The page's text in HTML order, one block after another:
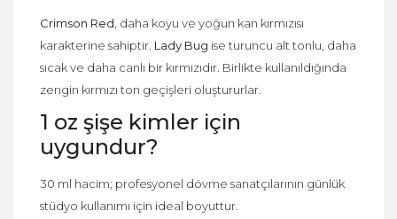
Crimson Red , daha koyu ve yoğun kan kırmızısı
karakterine sahiptir. Lady Bug ise turuncu alt tonlu, daha
sıcak ve daha canlı bir kırmızıdır. Birlikte kullanıldığında
zengin kırmızı ton geçişleri oluştururlar.
1 oz şişe kimler için
uygundur?
30 ml hacim; profesyonel dövme sanatçılarının günlük
stüdyo kullanımı için ideal boyuttur.